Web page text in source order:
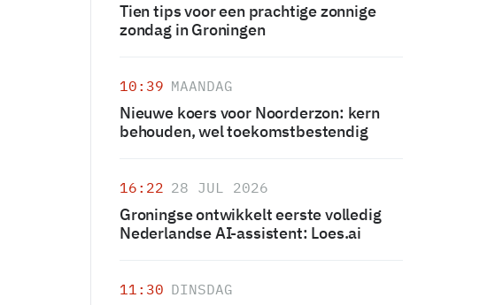
Tien tips voor een prachtige zonnige
zondag in Groningen
10:39 MAANDAG
Nieuwe koers voor Noorderzon: kern
behouden, wel toekomstbestendig
16:22 28 JUL 2026
Groningse ontwikkelt eerste volledig
Nederlandse AI-assistent: Loes.ai
11:30 DINSDAG